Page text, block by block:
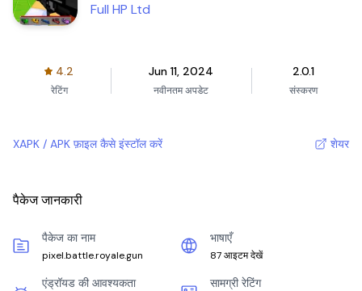
Full HP Ltd
4.2
रेटिंग
Jun 11, 2024
नवीनतम अपडेट
2.0.1
संस्करण
XAPK / APK फ़ाइल कैसे इंस्टॉल करें शेयर
पैकेज जानकारी
पैकेज का नाम
pixel.battle.royale.gun
भाषाएँ
87 आइटम देखें
एंड्रॉयड की आवश्यकता सामग्री रेटिंग